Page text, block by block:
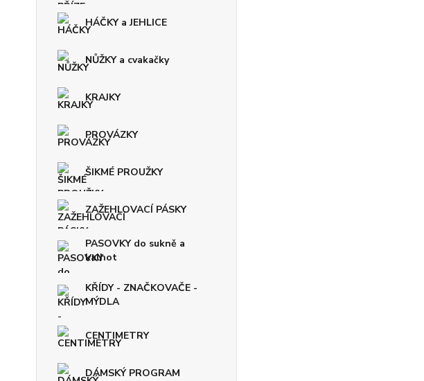
HÁČKY a JEHLICE
NŮŽKY a cvakačky
KRAJKY
PROVÁZKY
ŠIKMÉ PROUŽKY
ZAŽEHLOVACÍ PÁSKY
PASOVKY do sukně a
kalhot
KŘÍDY - ZNAČKOVAČE -
MÝDLA
CENTIMETRY
DÁMSKÝ PROGRAM